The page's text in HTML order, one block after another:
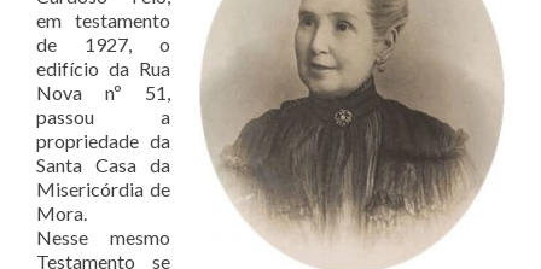
em testamento
de 1927, o
edifício da Rua
Nova nº 51,
passou a
propriedade da
Santa Casa da
Misericórdia de
Mora.
Nesse mesmo
Testamento se